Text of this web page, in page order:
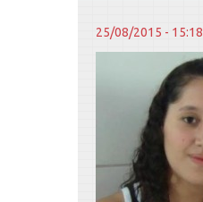
25/08/2015 - 15:18